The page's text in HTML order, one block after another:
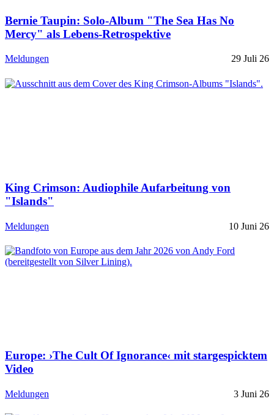
Bernie Taupin: Solo-Album "The Sea Has No
Mercy" als Lebens-Retrospektive
Meldungen 29 Juli 26
King Crimson: Audiophile Aufarbeitung von
"Islands"
Meldungen 10 Juni 26
Europe: ›The Cult Of Ignorance‹ mit stargespicktem
Video
Meldungen 3 Juni 26